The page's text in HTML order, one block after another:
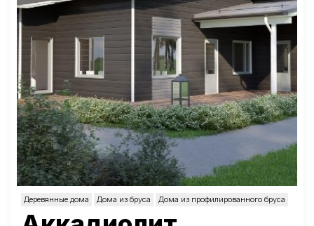
Деревянные дома Дома из бруса Дома из профилированного бруса